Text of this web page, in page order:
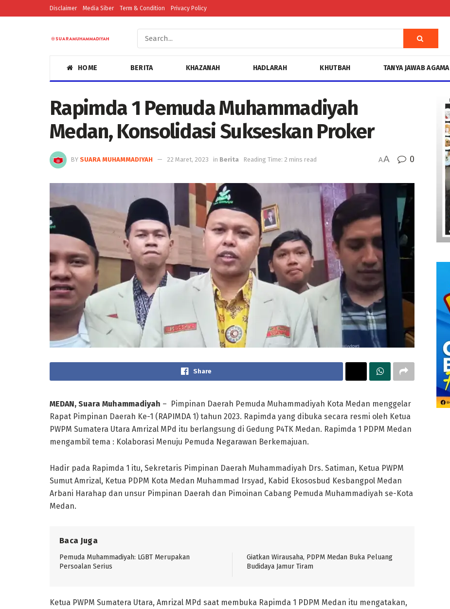
Disclaimer Media Siber Term & Condition Privacy Policy
HOME BERITA KHAZANAH HADLARAH KHUTBAH TANYA JAWAB AGAMA
Rapimda 1 Pemuda Muhammadiyah
Medan, Konsolidasi Sukseskan Proker
BY SUARA MUHAMMADIYAH 22 Maret, 2023 in Berita Reading Time: 2 mins read AA 0
Share
MEDAN, Suara Muhammadiyah – Pimpinan Daerah Pemuda Muhammadiyah Kota Medan menggelar
Rapat Pimpinan Daerah Ke-1 (RAPIMDA 1) tahun 2023. Rapimda yang dibuka secara resmi oleh Ketua
PWPM Sumatera Utara Amrizal MPd itu berlangsung di Gedung P4TK Medan. Rapimda 1 PDPM Medan
mengambil tema : Kolaborasi Menuju Pemuda Negarawan Berkemajuan.
Hadir pada Rapimda 1 itu, Sekretaris Pimpinan Daerah Muhammadiyah Drs. Satiman, Ketua PWPM
Sumut Amrizal, Ketua PDPM Kota Medan Muhammad Irsyad, Kabid Ekososbud Kesbangpol Medan
Arbani Harahap dan unsur Pimpinan Daerah dan Pimoinan Cabang Pemuda Muhammadiyah se-Kota
Medan.
Baca Juga
Pemuda Muhammadiyah: LGBT Merupakan
Persoalan Serius
Giatkan Wirausaha, PDPM Medan Buka Peluang
Budidaya Jamur Tiram
Ketua PWPM Sumatera Utara, Amrizal MPd saat membuka Rapimda 1 PDPM Medan itu mengatakan,